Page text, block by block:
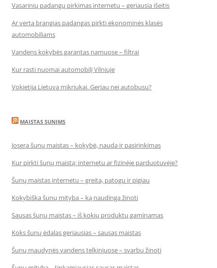
Vasarinių padangų pirkimas internetu – geriausia išeitis
Ar verta brangias padangas pirkti ekonominės klasės
automobiliams
Vandens kokybės garantas namuose – filtrai
Kur rasti nuomai automobilį Vilniuje
Vokietija Lietuva mikriukai. Geriau nei autobusu?
MAISTAS SUNIMS
Josera šunų maistas – kokybė, nauda ir pasirinkimas
Kur pirkti šunų maistą: internetu ar fizinėje parduotuvėje?
Šunų maistas internetu – greita, patogu ir pigiau
Kokybiška šunų mityba – ką naudinga žinoti
Sausas šunų maistas – iš kokių produktų gaminamas
Koks šunų ėdalas geriausias – sausas maistas
Šunų maudynės vandens telkiniuose – svarbu žinoti